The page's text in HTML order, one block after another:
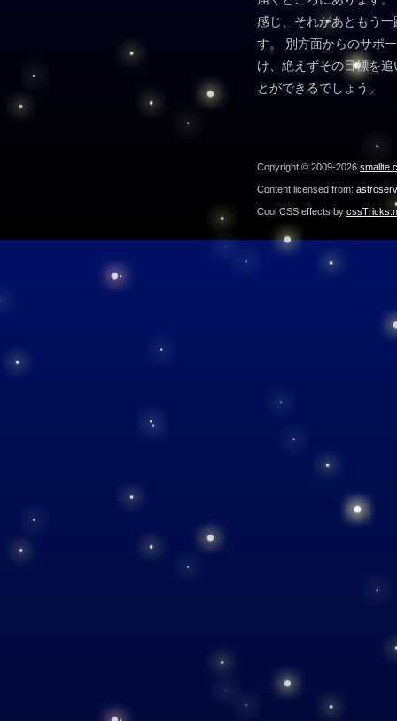
感じ、それがあともう
す。 別方面からのサポ
け、絶えずその目標を
とができるでしょう。
Copyright © 2009-2026
Content licensed from:
Cool CSS effects by